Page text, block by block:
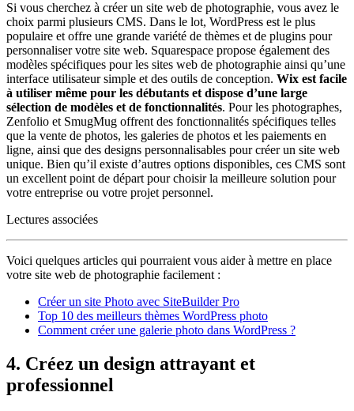
Si vous cherchez à créer un site web de photographie, vous avez le
choix parmi plusieurs CMS. Dans le lot, WordPress est le plus
populaire et offre une grande variété de thèmes et de plugins pour
personnaliser votre site web. Squarespace propose également des
modèles spécifiques pour les sites web de photographie ainsi qu’une
interface utilisateur simple et des outils de conception. Wix est facile
à utiliser même pour les débutants et dispose d’une large
sélection de modèles et de fonctionnalités. Pour les photographes,
Zenfolio et SmugMug offrent des fonctionnalités spécifiques telles
que la vente de photos, les galeries de photos et les paiements en
ligne, ainsi que des designs personnalisables pour créer un site web
unique. Bien qu’il existe d’autres options disponibles, ces CMS sont
un excellent point de départ pour choisir la meilleure solution pour
votre entreprise ou votre projet personnel.
Lectures associées
Voici quelques articles qui pourraient vous aider à mettre en place
votre site web de photographie facilement :
Créer un site Photo avec SiteBuilder Pro
Top 10 des meilleurs thèmes WordPress photo
Comment créer une galerie photo dans WordPress ?
4. Créez un design attrayant et
professionnel